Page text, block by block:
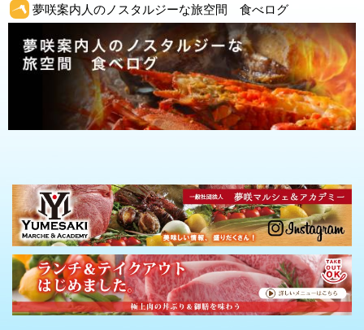
夢咲案内人のノスタルジーな旅空間 食べログ